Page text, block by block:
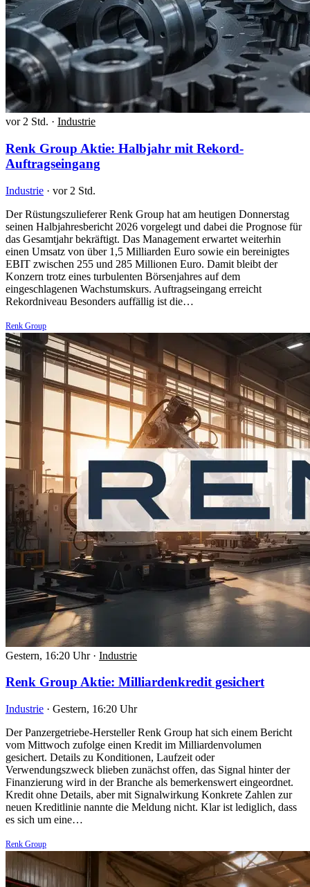
vor 2 Std. · Industrie
Renk Group Aktie: Halbjahr mit Rekord-
Auftragseingang
Industrie · vor 2 Std.
Der Rüstungszulieferer Renk Group hat am heutigen Donnerstag
seinen Halbjahresbericht 2026 vorgelegt und dabei die Prognose für
das Gesamtjahr bekräftigt. Das Management erwartet weiterhin
einen Umsatz von über 1,5 Milliarden Euro sowie ein bereinigtes
EBIT zwischen 255 und 285 Millionen Euro. Damit bleibt der
Konzern trotz eines turbulenten Börsenjahres auf dem
eingeschlagenen Wachstumskurs. Auftragseingang erreicht
Rekordniveau Besonders auffällig ist die…
Renk Group
Gestern, 16:20 Uhr · Industrie
Renk Group Aktie: Milliardenkredit gesichert
Industrie · Gestern, 16:20 Uhr
Der Panzergetriebe-Hersteller Renk Group hat sich einem Bericht
vom Mittwoch zufolge einen Kredit im Milliardenvolumen
gesichert. Details zu Konditionen, Laufzeit oder
Verwendungszweck blieben zunächst offen, das Signal hinter der
Finanzierung wird in der Branche als bemerkenswert eingeordnet.
Kredit ohne Details, aber mit Signalwirkung Konkrete Zahlen zur
neuen Kreditlinie nannte die Meldung nicht. Klar ist lediglich, dass
es sich um eine…
Renk Group